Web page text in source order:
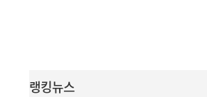
랭킹뉴스